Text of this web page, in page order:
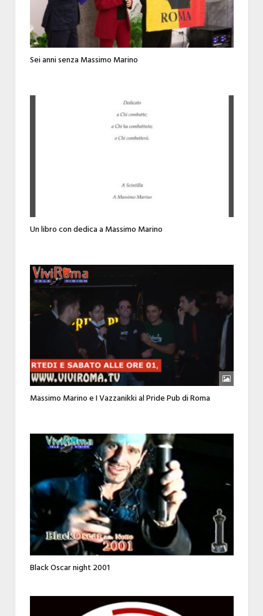
Sei anni senza Massimo Marino
Un libro con dedica a Massimo Marino
Massimo Marino e I Vazzanikki al Pride Pub di Roma
Black Oscar night 2001